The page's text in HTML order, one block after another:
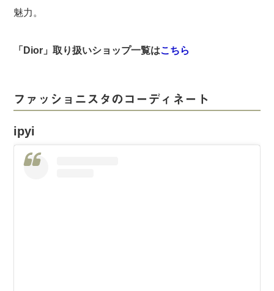
魅力。
「Dior」取り扱いショップ一覧はこちら
ファッショニスタのコーディネート
ipyi